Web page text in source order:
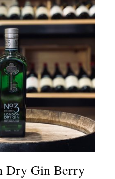
Dry Gin Berry